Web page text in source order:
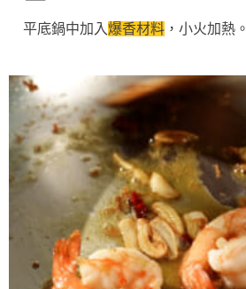
平底鍋中加入爆香材料 ，小火加熱。